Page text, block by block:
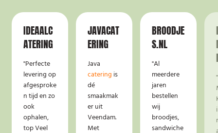
IDEAALC
ATERING
"Perfecte
levering op
afgesproke
n tijd en zo
ook
ophalen,
top Veel
JAVACAT
ERING
Java
catering is
dé
smaakmak
er uit
Veendam.
Met
BROODJE
S.NL
"Al
meerdere
jaren
bestellen
wij
broodjes,
sandwiche